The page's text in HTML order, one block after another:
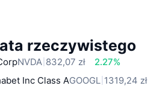
rzeczywistego
NVDA 832,07 zł
2.27%
Inc Class AGOOGL 1319,24 zł